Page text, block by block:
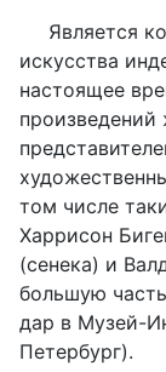
Является
искусства
настоящее
том числе
Харрисон
(сенека) и
большую
дар в Музей-
Петербург).